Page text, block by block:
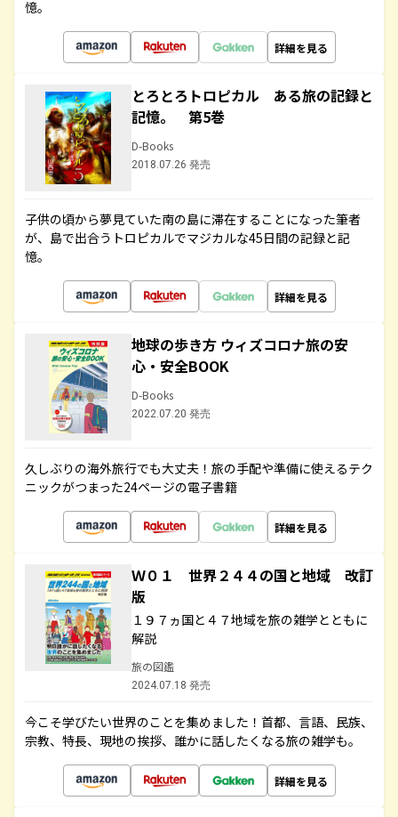
憶。
詳細を見る
とろとろトロピカル ある旅の記録と
記憶。 第5巻
D-Books
2018.07.26 発売
子供の頃から夢見ていた南の島に滞在することになった筆者
が、島で出合うトロピカルでマジカルな45日間の記録と記
憶。
詳細を見る
地球の歩き方 ウィズコロナ旅の安
心・安全BOOK
D-Books
2022.07.20 発売
久しぶりの海外旅行でも大丈夫！旅の手配や準備に使えるテク
ニックがつまった24ページの電子書籍
詳細を見る
Ｗ０１ 世界２４４の国と地域 改訂
版
１９７ヵ国と４７地域を旅の雑学とともに
解説
旅の図鑑
2024.07.18 発売
今こそ学びたい世界のことを集めました！首都、言語、民族、
宗教、特長、現地の挨拶、誰かに話したくなる旅の雑学も。
詳細を見る